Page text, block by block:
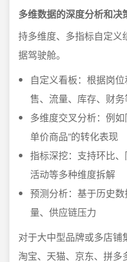
多维数据的深度分析和决
持多维度、多指标自定义
据驾驶舱。
自定义看板：根据岗
售、流量、库存、财
多维度交叉分析：例
单价商品”的转化表现
指标深挖：支持环比
活动等多种维度拆解
预测分析：基于历史
量、供应链压力
对于大中型品牌或多店铺
淘宝、天猫、京东、拼